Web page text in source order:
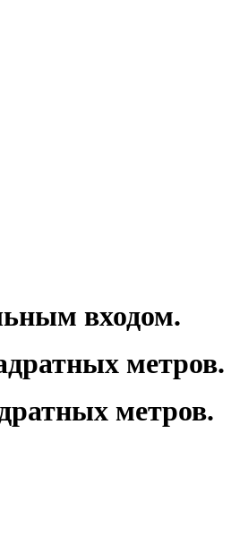
входом.
метров.
метров.